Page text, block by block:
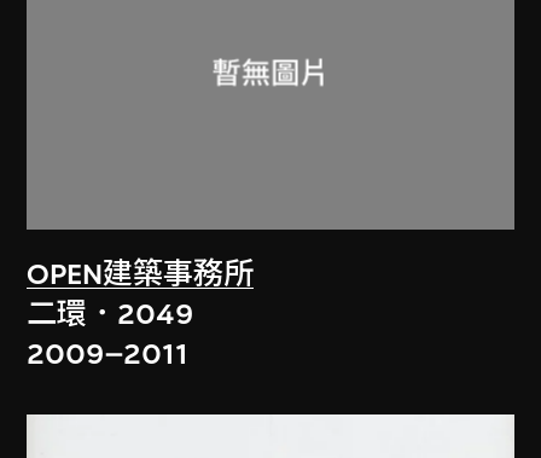
OPEN建築事務所
二環．2049
2009–2011